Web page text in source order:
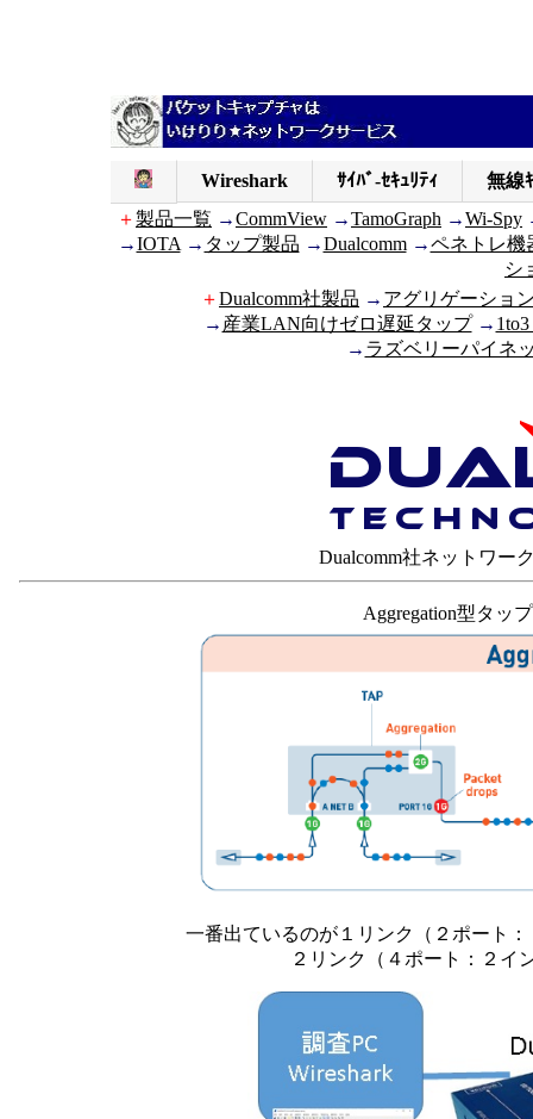
Wireshark ｻｲﾊﾞ-ｾｷｭﾘﾃｨ
無線
＋製品一覧 →CommView →TamoGraph →Wi-Spy
→IOTA → タップ製品 →Dualcomm→ペネトレ機
シ
＋Dualcomm社製品 → アグリゲーショ
→ 産業LAN向けゼロ遅延タップ→
→ ラズベリーパイネ
Dualcomm社ネットワー
Aggregation型タッ
一番出ているのが１リンク（２ポート
２リンク（４ポート：２イ